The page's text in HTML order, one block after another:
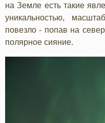
на Земле есть такие
уникальностью,
повезло - попав на
полярное сияние.